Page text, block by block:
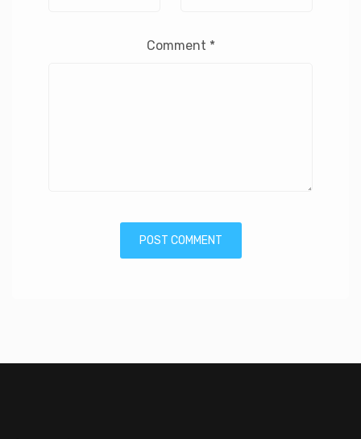
Comment *